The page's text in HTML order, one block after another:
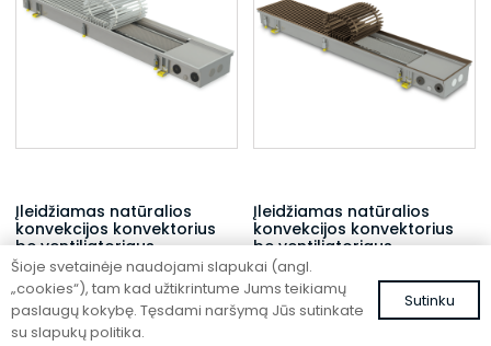
Įleidžiamas natūralios
konvekcijos konvektorius
be ventiliatoriaus
FC 120-32-9-ALS
442,05€ su PVM
Įleidžiamas natūralios
konvekcijos konvektorius
be ventiliatoriaus
FC 120-22-15-AL10
434,23€ su PVM
Šioje svetainėje naudojami slapukai (angl.
„cookies“), tam kad užtikrintume Jums teikiamų
paslaugų kokybę. Tęsdami naršymą Jūs sutinkate
su slapukų politika.
Sutinku